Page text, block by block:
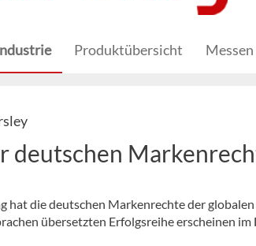
Produktübersicht Messen
deutschen
hat die deutschen Markenrechte der
übersetzten Erfolgsreihe erscheinen